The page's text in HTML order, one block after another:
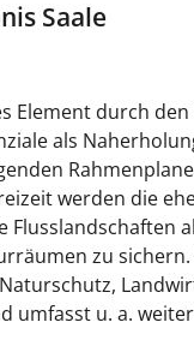
Saale
Element durch
als
werden die
zu
umfasst u. a.